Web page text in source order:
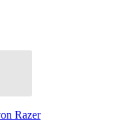
Razer